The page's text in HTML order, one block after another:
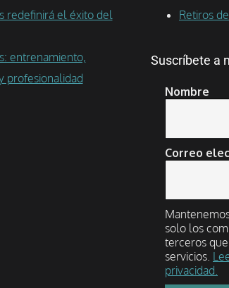
redefinirá el éxito del
entrenamiento,
profesionalidad
Retiros
Suscríbete a
Nombre
Correo
solo los
terceros
servicios.
privacidad.